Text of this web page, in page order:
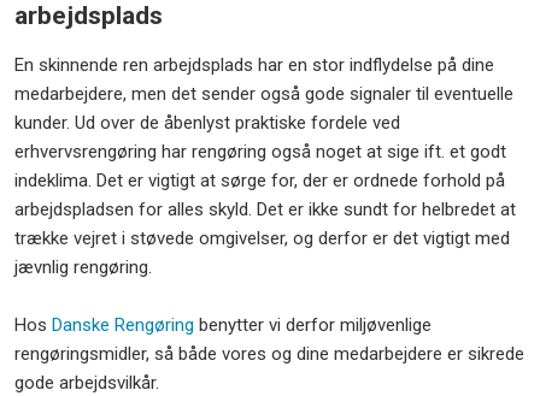
arbejdsplads
En skinnende ren arbejdsplads har en stor indflydelse på dine
medarbejdere, men det sender også gode signaler til eventuelle
kunder. Ud over de åbenlyst praktiske fordele ved
erhvervsrengøring har rengøring også noget at sige ift. et godt
indeklima. Det er vigtigt at sørge for, der er ordnede forhold på
arbejdspladsen for alles skyld. Det er ikke sundt for helbredet at
trække vejret i støvede omgivelser, og derfor er det vigtigt med
jævnlig rengøring.
Hos Danske Rengøring benytter vi derfor miljøvenlige
rengøringsmidler, så både vores og dine medarbejdere er sikrede
gode arbejdsvilkår.